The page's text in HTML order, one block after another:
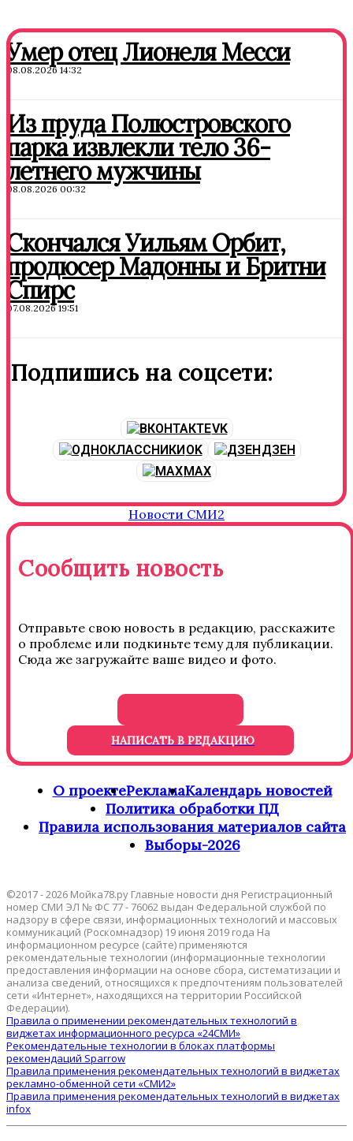
Умер отец Лионеля Месси
08.08.2026 14:32
Из пруда Полюстровского
парка извлекли тело 36-
летнего мужчины
08.08.2026 00:32
Скончался Уильям Орбит,
продюсер Мадонны и Бритни
Спирс
07.08.2026 19:51
Подпишись на соцсети:
VK
OK
ДЗЕН
MAX
Новости СМИ2
Сообщить новость
Отправьте свою новость в редакцию, расскажите
о проблеме или подкиньте тему для публикации.
Сюда же загружайте ваше видео и фото.
НАПИСАТЬ В РЕДАКЦИЮ
О проектеРекламаКалендарь новостей
Политика обработки ПД
Правила использования материалов сайта
Выборы-2026
©2017 - 2026 Мойка78.ру Главные новости дня Регистрационный
номер СМИ ЭЛ № ФС 77 - 76062 выдан Федеральной службой по
надзору в сфере связи, информационных технологий и массовых
коммуникаций (Роскомнадзор) 19 июня 2019 года На
информационном ресурсе (сайте) применяются
рекомендательные технологии (информационные технологии
предоставления информации на основе сбора, систематизации и
анализа сведений, относящихся к предпочтениям пользователей
сети «Интернет», находящихся на территории Российской
Федерации).
Правила о применении рекомендательных технологий в
виджетах информационного ресурса «24СМИ»
Рекомендательные технологии в блоках платформы
рекомендаций Sparrow
Правила применения рекомендательных технологий в виджетах
рекламно-обменной сети «СМИ2»
Правила применения рекомендательных технологий в виджетах
infox